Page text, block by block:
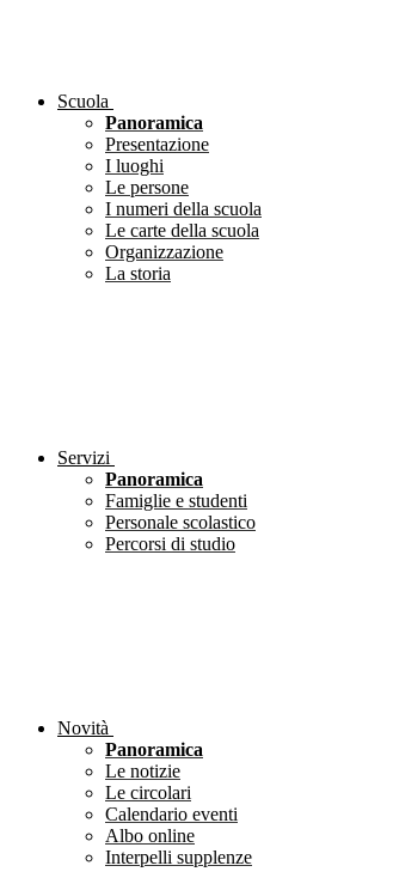
Scuola
Panoramica
Presentazione
I luoghi
Le persone
I numeri della scuola
Le carte della scuola
Organizzazione
La storia
Servizi
Panoramica
Famiglie e studenti
Personale scolastico
Percorsi di studio
Novità
Panoramica
Le notizie
Le circolari
Calendario eventi
Albo online
Interpelli supplenze